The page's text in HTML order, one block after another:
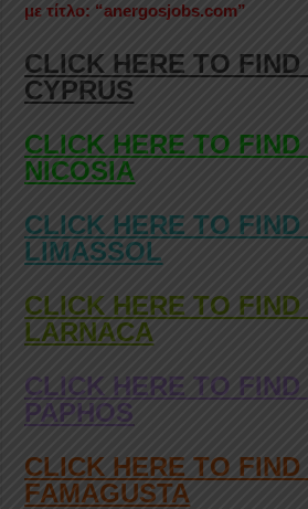
με τίτλο: “anergosjobs.com”
CLICK HERE TO
CYPRUS
CLICK HERE TO
NICOSIA
CLICK HERE TO
LIMASSOL
CLICK HERE TO
LARNACA
CLICK HERE TO FIND
PAPHOS
CLICK HERE TO
FAMAGUSTA